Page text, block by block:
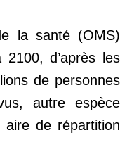
la santé (OMS)
d’après les
de personnes
autre espèce
de répartition